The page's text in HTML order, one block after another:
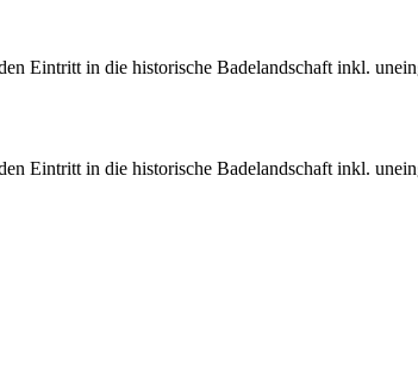
Eintritt in die historische Badelandschaft inkl.
Eintritt in die historische Badelandschaft inkl.